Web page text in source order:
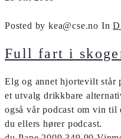
Posted by kea@cse.no In
Full fart i
Elg og annet hjortevilt står
et utvalg drikkbare
også vår podcast om vin
du ellers hører podcast.